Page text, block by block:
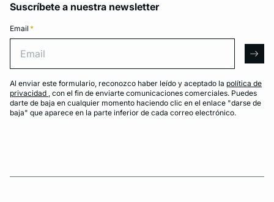
Suscríbete a nuestra newsletter
Email *
Al enviar este formulario, reconozco haber leído y aceptado la política de
privacidad , con el fin de enviarte comunicaciones comerciales. Puedes
darte de baja en cualquier momento haciendo clic en el enlace "darse de
baja" que aparece en la parte inferior de cada correo electrónico.